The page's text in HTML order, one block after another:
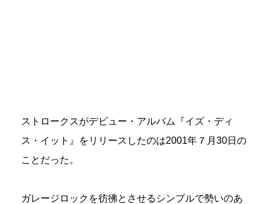
ストロークスがデビュー・アルバム『イズ・ディ
ス・イット』をリリースしたのは2001年７月30日の
ことだった。
ガレージロックを彷彿とさせるシンプルで勢いのあ